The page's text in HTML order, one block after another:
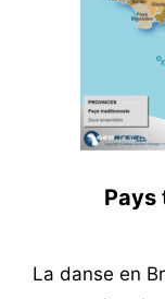
Pays
La danse en